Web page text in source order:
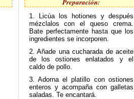
Preparación:
1. Licúa los hotiones y después
mézclalos con el queso crema.
Bate perfectamente hasta que los
ingredientes se incorporen.
2. Añade una cucharada de aceite
de los ostiones enlatados y el
caldo de pollo.
3. Adorna el platillo con ostiones
enteros y acompaña con galletas
saladas. Te encantará.